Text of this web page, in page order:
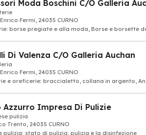
Moda Boschini C/O Galleria
Fermi, 24035 CURNO
borse pregiate e alla moda, Borse e borsette
Di Valenza C/O Galleria Auchan
Fermi, 24035 CURNO
e oreficerie: braccialetto, collana in argento,
Azzurro Impresa Di Pulizie
pulizia
Trento, 24035 CURNO
pulizia: stato di pulizia, pulizia e la disinfezione